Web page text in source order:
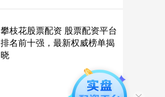
攀枝花股票配资 股票配资平台
排名前十强，最新权威榜单揭
晓